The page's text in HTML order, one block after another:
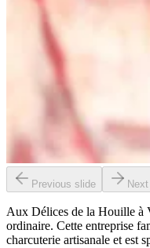
Previous slide
Aux Délices de la Houille à
ordinaire. Cette entreprise
charcuterie artisanale et est